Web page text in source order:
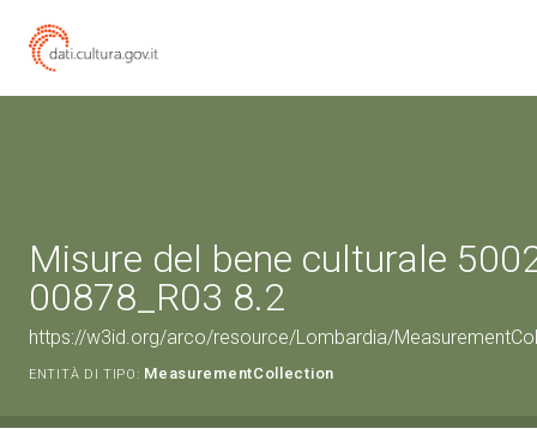
Misure del bene culturale
00878_R03 8.2
https://w3id.org/arco/resource/Lombardia/
ENTITÀ DI TIPO: MeasurementCollection